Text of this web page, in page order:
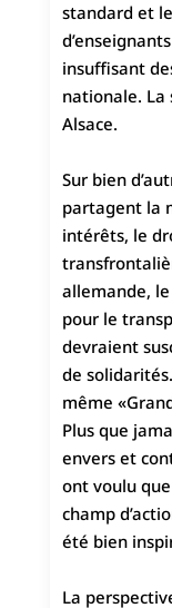
standard et
insuffisant
nationale. La
Alsace.
Sur bien
partagent la
intérêts, le
allemande,
pour le
devraient
de
même
Plus que
envers et
ont voulu
champ
été bien
La